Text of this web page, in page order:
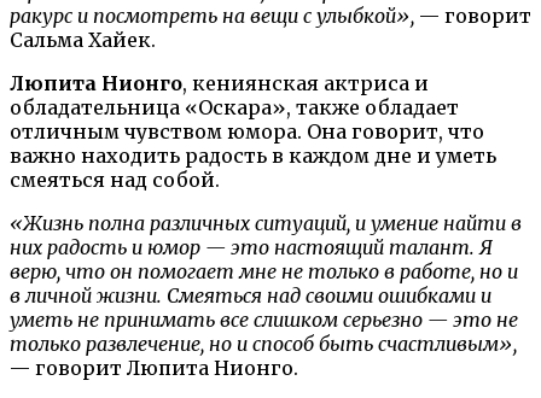
ракурс и посмотреть на вещи с улыбкой», — говорит
Сальма Хайек.
Люпита Нионго, кениянская актриса и
обладательница «Оскара», также обладает
отличным чувством юмора. Она говорит, что
важно находить радость в каждом дне и уметь
смеяться над собой.
«Жизнь полна различных ситуаций, и умение найти в
них радость и юмор — это настоящий талант. Я
верю, что он помогает мне не только в работе, но и
в личной жизни. Смеяться над своими ошибками и
уметь не принимать все слишком серьезно — это не
только развлечение, но и способ быть счастливым»,
— говорит Люпита Нионго.